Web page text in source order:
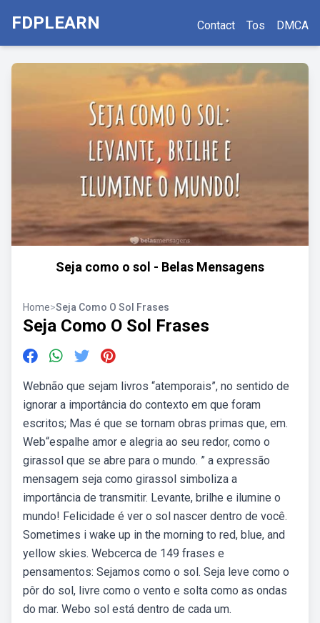
FDPLEARN Contact Tos DMCA
Seja como o sol - Belas Mensagens
Home>Seja Como O Sol Frases
Seja Como O Sol Frases
Webnão que sejam livros “atemporais”, no sentido de
ignorar a importância do contexto em que foram
escritos; Mas é que se tornam obras primas que, em.
Web“espalhe amor e alegria ao seu redor, como o
girassol que se abre para o mundo. ” a expressão
mensagem seja como girassol simboliza a
importância de transmitir. Levante, brilhe e ilumine o
mundo! Felicidade é ver o sol nascer dentro de você.
Sometimes i wake up in the morning to red, blue, and
yellow skies. Webcerca de 149 frases e
pensamentos: Sejamos como o sol. Seja leve como o
pôr do sol, livre como o vento e solta como as ondas
do mar. Webo sol está dentro de cada um.